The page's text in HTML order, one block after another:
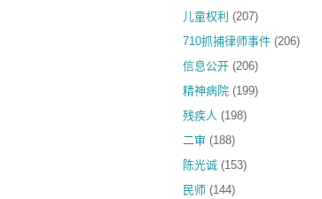
儿童权利 (207)
710抓捕律师事件 (206)
信息公开 (206)
精神病院 (199)
残疾人 (198)
二审 (188)
陈光诚 (153)
民师 (144)